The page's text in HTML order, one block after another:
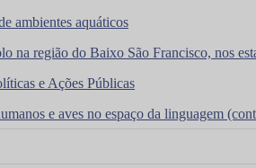
ambientes aquáticos
na região do Baixo São Francisco, nos
e Ações Públicas
e aves no espaço da linguagem